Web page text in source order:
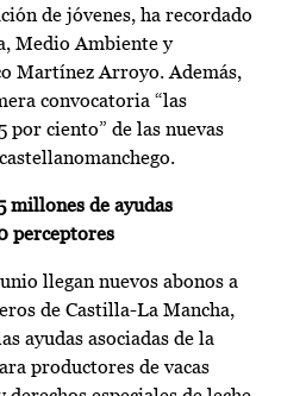
de jóvenes, ha recordado
Medio Ambiente y
Martínez Arroyo. Además,
convocatoria “las
por ciento” de las nuevas
millones de ayudas
perceptores
llegan nuevos abonos a
de Castilla-La Mancha,
ayudas asociadas de la
productores de vacas